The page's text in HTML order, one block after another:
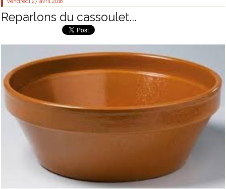
Reparlons du cassoulet...